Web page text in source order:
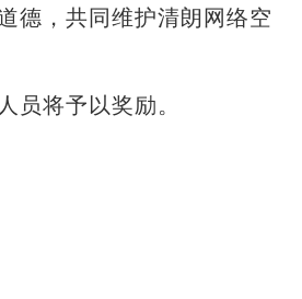
德，共同维护清朗网络空
将予以奖励。